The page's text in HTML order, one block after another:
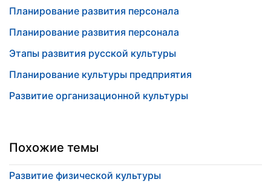
Планирование развития персонала
Планирование развития персонала
Этапы развития русской культуры
Планирование культуры предприятия
Развитие организационной культуры
Похожие темы
Развитие физической культуры